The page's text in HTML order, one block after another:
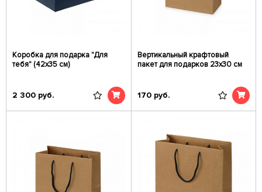
Коробка для подарка "Для
тебя" (42х35 см)
2 300 руб.
Вертикальный крафтовый
пакет для подарков 23х30 см
170 руб.